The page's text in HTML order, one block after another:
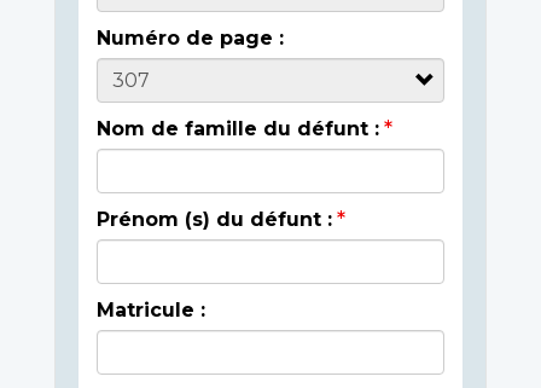
Numéro de page :
Nom de famille du défunt :
Prénom (s) du défunt :
Matricule :